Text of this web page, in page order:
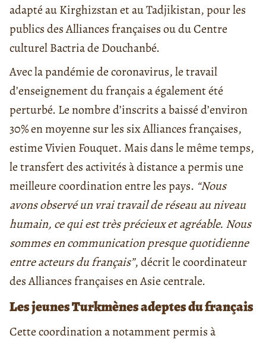
adapté au Kirghizstan et au Tadjikistan, pour les
publics des Alliances françaises ou du Centre
culturel Bactria de Douchanbé.
Avec la pandémie de coronavirus, le travail
d’enseignement du français a également été
perturbé. Le nombre d’inscrits a baissé d’environ
30% en moyenne sur les six Alliances françaises,
estime Vivien Fouquet. Mais dans le même temps,
le transfert des activités à distance a permis une
meilleure coordination entre les pays. “Nous
avons observé un vrai travail de réseau au niveau
humain, ce qui est très précieux et agréable. Nous
sommes en communication presque quotidienne
entre acteurs du français”, décrit le coordinateur
des Alliances françaises en Asie centrale.
Les jeunes Turkmènes adeptes du français
Cette coordination a notamment permis à